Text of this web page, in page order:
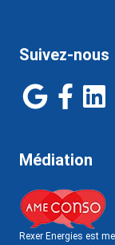
Suivez-nous
Médiation
Rexer Energies est